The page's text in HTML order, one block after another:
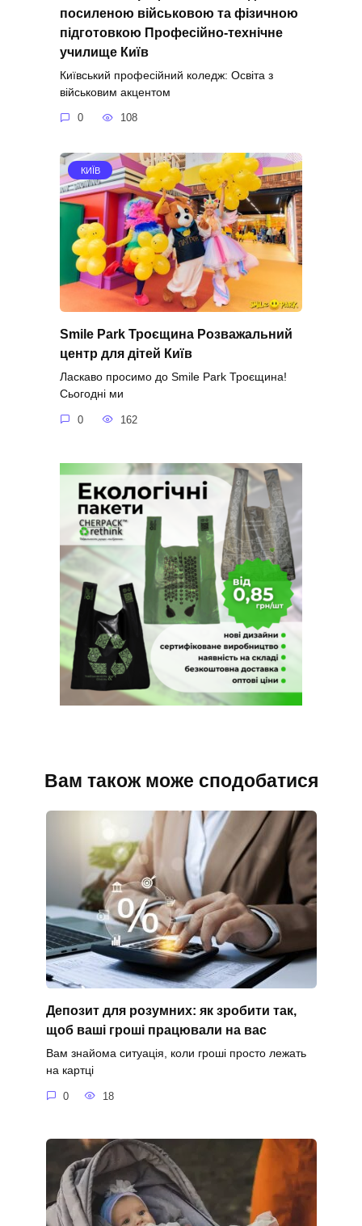
посиленою військовою та фізичною
підготовкою Професійно-технічне
училище Київ
Київський професійний коледж: Освіта з
військовим акцентом
0 108
КИЇВ
Smile Park Троєщина Розважальний
центр для дітей Київ
Ласкаво просимо до Smile Park Троєщина!
Сьогодні ми
0 162
Вам також може сподобатися
Депозит для розумних: як зробити так,
щоб ваші гроші працювали на вас
Вам знайома ситуація, коли гроші просто лежать
на картці
0 18